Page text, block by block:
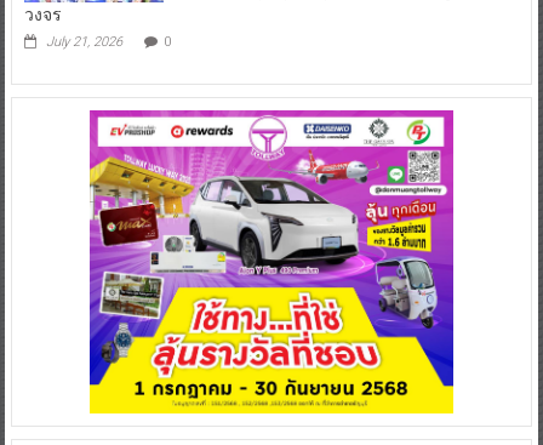
วงจร
July 21, 2026 0